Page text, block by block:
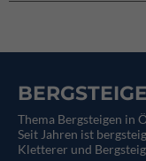
Thema Bergsteigen in
Seit Jahren ist
Kletterer und